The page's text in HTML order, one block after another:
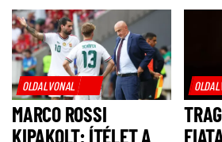
OLDALVONAL
MARCO ROSSI
KIPAKOLT; ÍTÉLET A